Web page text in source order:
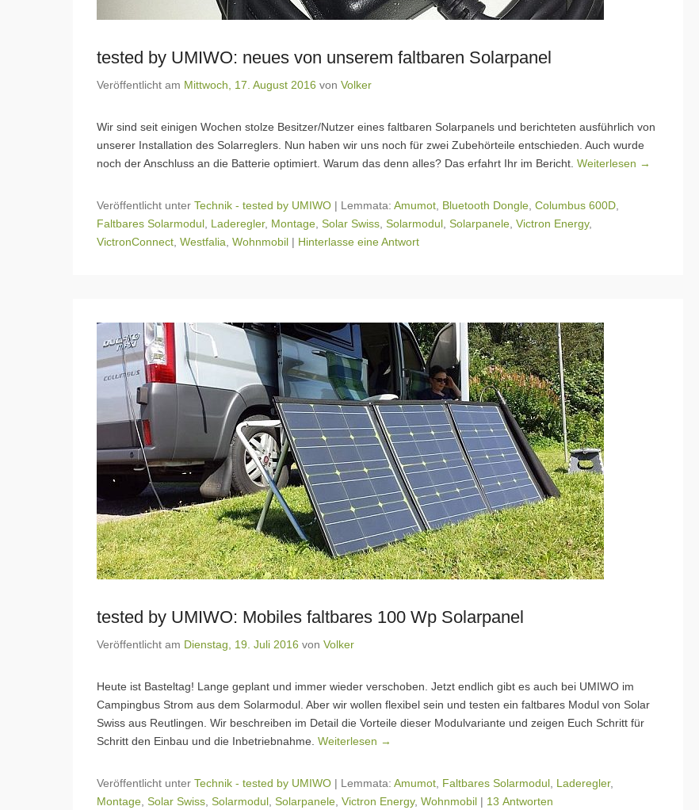
tested by UMIWO: neues von unserem faltbaren Solarpanel
Veröffentlicht am Mittwoch, 17. August 2016 von Volker
Wir sind seit einigen Wochen stolze Besitzer/Nutzer eines faltbaren Solarpanels und berichteten ausführlich von
unserer Installation des Solarreglers. Nun haben wir uns noch für zwei Zubehörteile entschieden. Auch wurde
noch der Anschluss an die Batterie optimiert. Warum das denn alles? Das erfahrt Ihr im Bericht. Weiterlesen →
Veröffentlicht unter Technik - tested by UMIWO | Lemmata: Amumot Bluetooth Dongle Columbus 600D
Faltbares Solarmodul Laderegler, Montage Solar Swiss Solarmodul Solarpanele Victron Energy,
VictronConnect Westfalia Wohnmobil | Hinterlasse eine Antwort
tested by UMIWO: Mobiles faltbares 100 Wp Solarpanel
Veröffentlicht am Dienstag, 19. Juli 2016 von Volker
Heute ist Basteltag! Lange geplant und immer wieder verschoben. Jetzt endlich gibt es auch bei UMIWO im
Campingbus Strom aus dem Solarmodul. Aber wir wollen flexibel sein und testen ein faltbares Modul von Solar
Swiss aus Reutlingen. Wir beschreiben im Detail die Vorteile dieser Modulvariante und zeigen Euch Schritt für
Schritt den Einbau und die Inbetriebnahme. Weiterlesen →
Veröffentlicht unter Technik - tested by UMIWO | Lemmata: Amumot Faltbares Solarmodul Laderegler,
Montage Solar Swiss Solarmodul Solarpanele Victron Energy, Wohnmobil | 13 Antworten